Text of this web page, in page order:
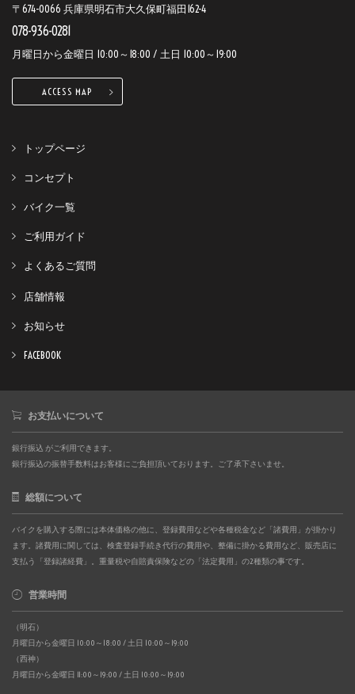
〒674-0066 兵庫県明石市大久保町福田162-4
078-936-0281
月曜日から金曜日 10:00～18:00 / 土日 10:00～19:00
ACCESS MAP
トップページ
コンセプト
バイク一覧
ご利用ガイド
よくあるご質問
店舗情報
お知らせ
FACEBOOK
お支払いについて
銀行振込 がご利用できます。
銀行振込の振替手数料はお客様にご負担頂いております。ご了承下さいませ。
総額について
バイクを購入する際には本体価格の他に、登録費用などや各種税金など「諸費用」が掛かり
ます。諸費用に関しては、検査登録手続き代行の費用や、整備に掛かる費用など、販売店に
支払う「登録諸経費」。重量税や自賠責保険などの「法定費用」の2種類の事です。
営業時間
（明石）
月曜日から金曜日 10:00～18:00 / 土日 10:00～19:00
（西神）
月曜日から金曜日 11:00～19:00 / 土日 10:00～19:00